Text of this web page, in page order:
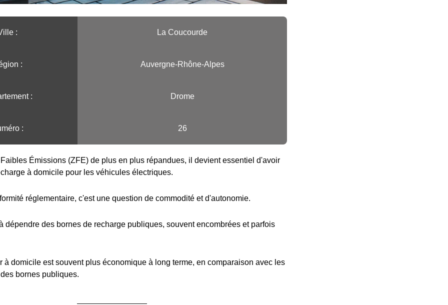
:️ La Coucourde
:️ Auvergne-Rhône-Alpes
: Drome
: 26
Émissions (ZFE) de plus en plus répandues, il devient essentiel d'avoir
à domicile pour les véhicules électriques.
réglementaire, c'est une question de commodité et d'autonomie.
dépendre des bornes de recharge publiques, souvent encombrées et parfois
à domicile est souvent plus économique à long terme, en comparaison avec les
bornes publiques.